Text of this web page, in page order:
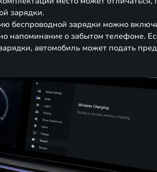
зарядки.
беспроводной зарядки можно
напоминание о забытом телефоне.
автомобиль может подать